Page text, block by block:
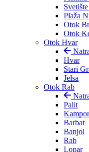
Plaža
Otok
Otok
Otok Hvar
Hvar
Stari
Jelsa
Otok Rab
Palit
Kampor
Barbat
Banjol
Rab
Lopar